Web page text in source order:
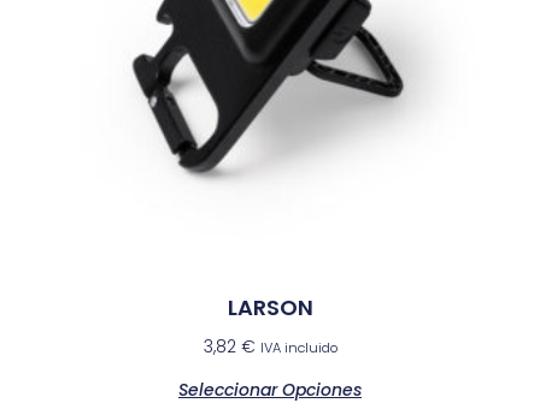
LARSON
3,82 € IVA incluido
Seleccionar Opciones